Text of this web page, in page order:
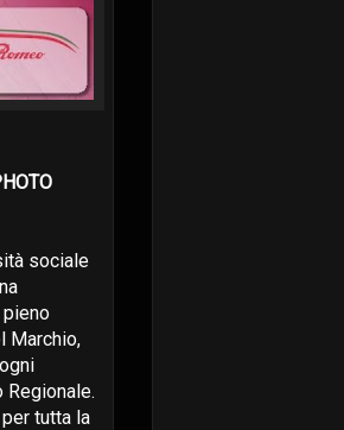
sociale
Marchio,
tutta la